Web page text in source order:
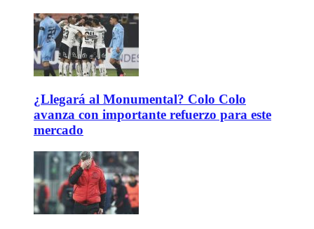
¿Llegará al Monumental? Colo Colo
avanza con importante refuerzo para este
mercado